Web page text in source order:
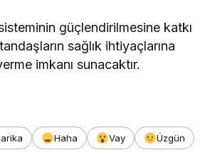
güçlendirilmesine katkı
sağlık ihtiyaçlarına
imkanı sunacaktır.
Haha Vay
Üzgün